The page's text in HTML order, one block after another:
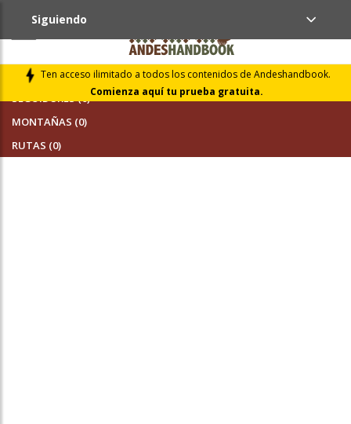
Ten acceso ilimitado a todos los contenidos de Andeshandbook.
Comienza aquí tu prueba gratuita.
Siguiendo
SEGUIDORES (0)
MONTAÑAS (0)
RUTAS (0)